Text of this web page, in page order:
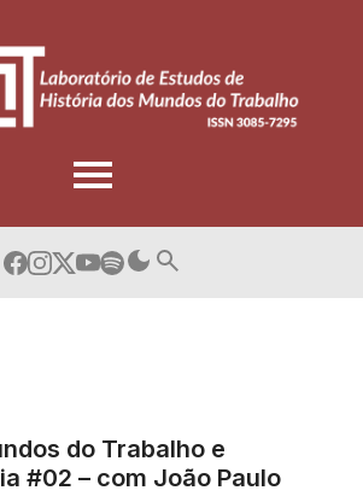
do Trabalho e
#02 – com João Paulo